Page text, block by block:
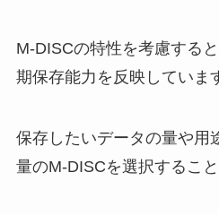
は？
円で買
M-DISCの特性を考慮する
期保存能力を反映していま
保存したいデータの量や用
量のM-DISCを選択すること